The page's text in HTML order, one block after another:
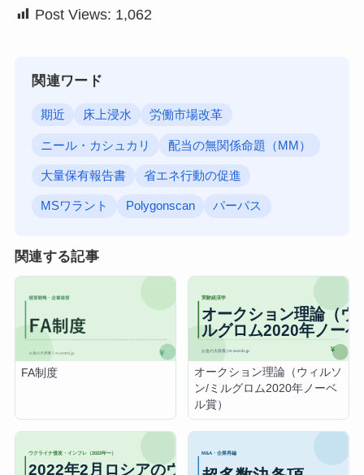
Post Views: 1,062
関連ワード
期近 床上浸水 労働市場改革
ニール・カシュカリ 配当の無関係命題（MM）
大量保有報告書 省エネ行動の促進
MSワラント Polygonscan パーパス
関連する記事
FA制度
オークション理論（ウィルソ
ン/ミルグロム2020年ノーベ
ル賞）